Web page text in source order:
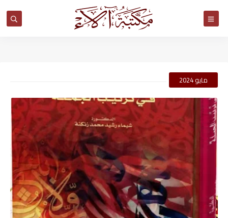
مايو 2024